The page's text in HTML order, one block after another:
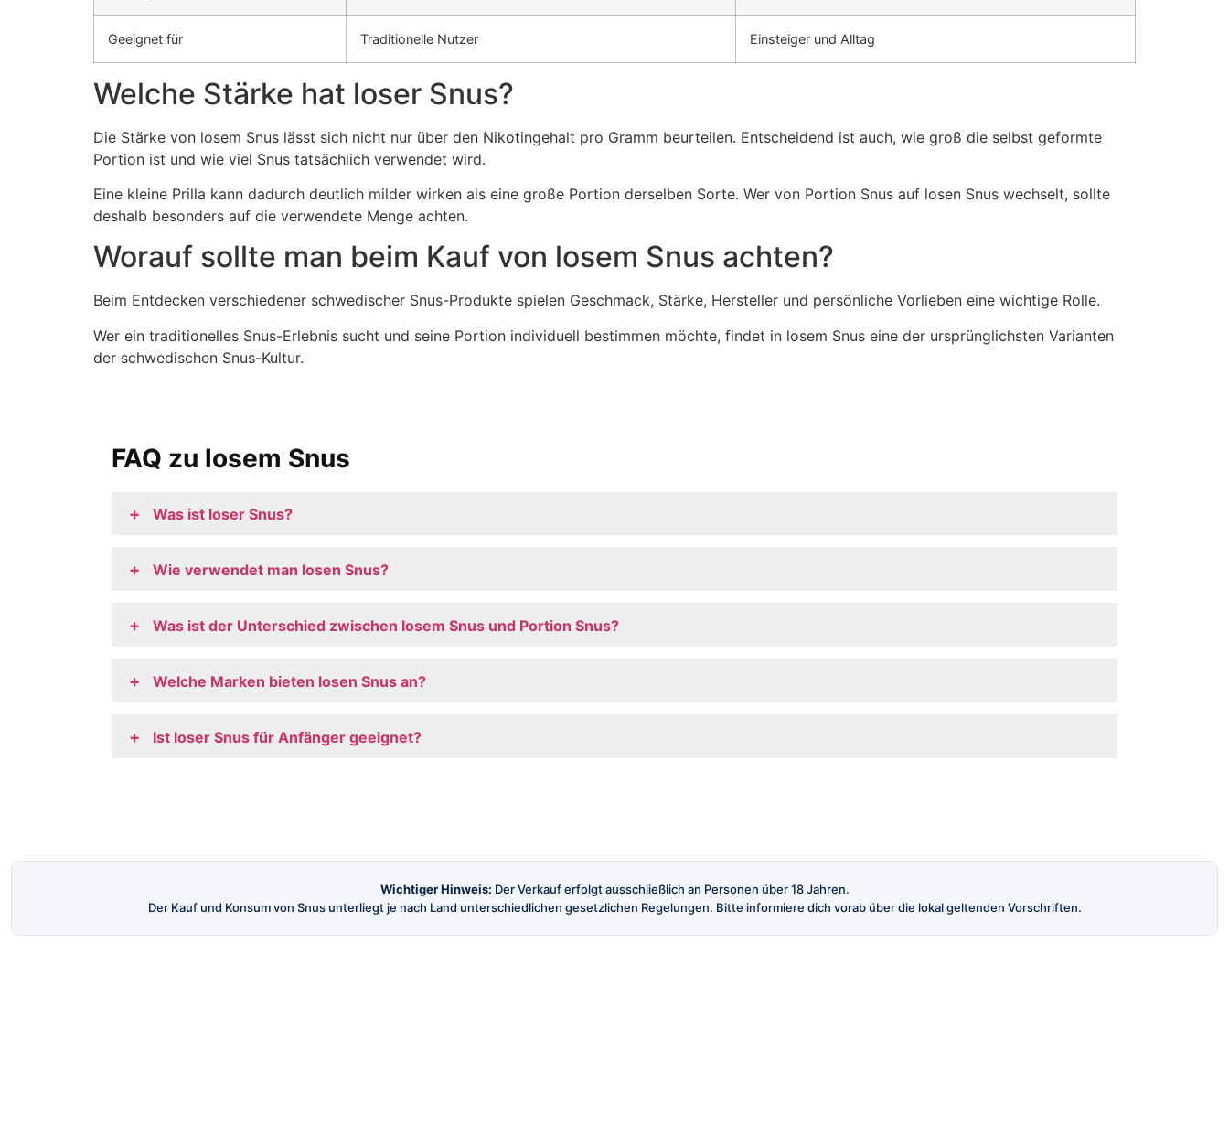
Geeignet für Traditionelle Nutzer Einsteiger und Alltag
Welche Stärke hat loser Snus?
Die Stärke von losem Snus lässt sich nicht nur über den Nikotingehalt pro Gramm beurteilen. Entscheidend ist auch, wie groß die selbst geformte
Portion ist und wie viel Snus tatsächlich verwendet wird.
Eine kleine Prilla kann dadurch deutlich milder wirken als eine große Portion derselben Sorte. Wer von Portion Snus auf losen Snus wechselt, sollte
deshalb besonders auf die verwendete Menge achten.
Worauf sollte man beim Kauf von losem Snus achten?
Beim Entdecken verschiedener schwedischer Snus-Produkte spielen Geschmack, Stärke, Hersteller und persönliche Vorlieben eine wichtige Rolle.
Wer ein traditionelles Snus-Erlebnis sucht und seine Portion individuell bestimmen möchte, findet in losem Snus eine der ursprünglichsten Varianten
der schwedischen Snus-Kultur.
FAQ zu losem Snus
+ Was ist loser Snus?
+ Wie verwendet man losen Snus?
+ Was ist der Unterschied zwischen losem Snus und Portion Snus?
+ Welche Marken bieten losen Snus an?
+ Ist loser Snus für Anfänger geeignet?
Wichtiger Hinweis: Der Verkauf erfolgt ausschließlich an Personen über 18 Jahren.
Der Kauf und Konsum von Snus unterliegt je nach Land unterschiedlichen gesetzlichen Regelungen. Bitte informiere dich vorab über die lokal geltenden Vorschriften.